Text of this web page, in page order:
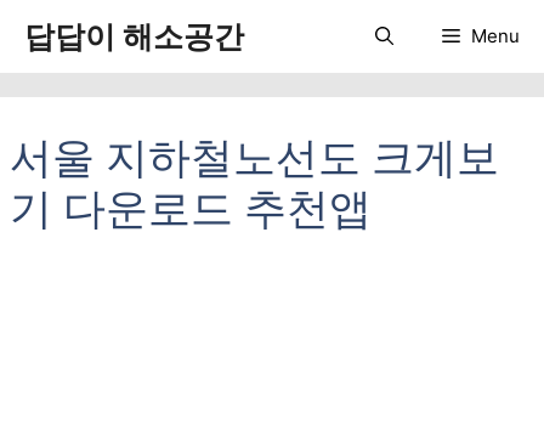
츠
로
너
뛰
기
답답이 해소공간 Menu
서울 지하철노선도 크게보
기 다운로드 추천앱